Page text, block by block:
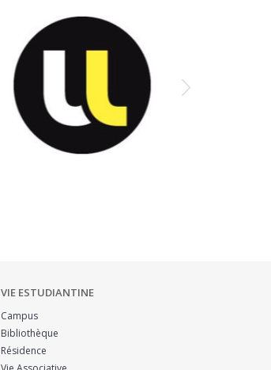
VIE ESTUDIANTINE
Campus
Bibliothèque
Résidence